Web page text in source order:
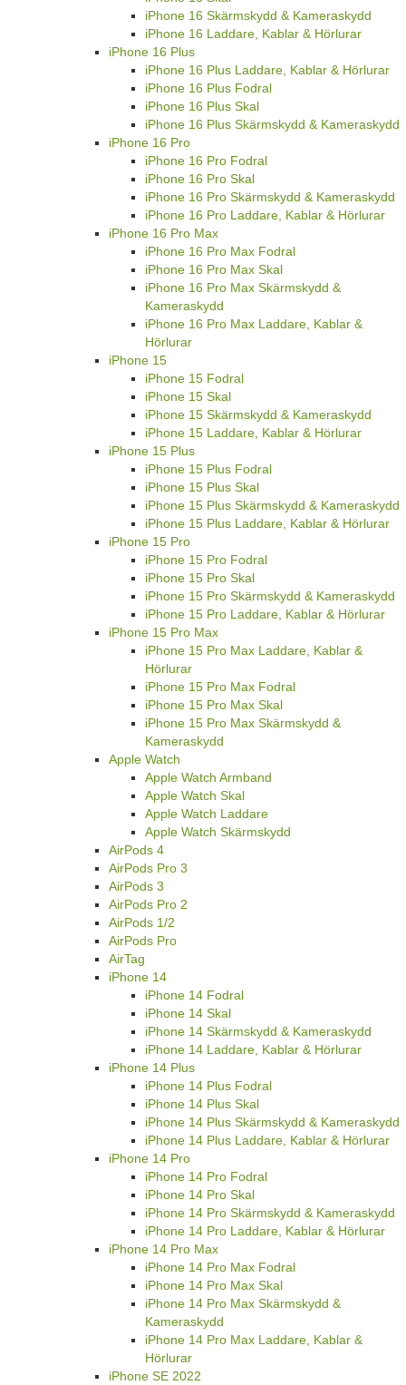
iPhone 16 Skärmskydd & Kameraskydd
iPhone 16 Laddare, Kablar & Hörlurar
iPhone 16 Plus
iPhone 16 Plus Laddare, Kablar & Hörlurar
iPhone 16 Plus Fodral
iPhone 16 Plus Skal
iPhone 16 Plus Skärmskydd & Kameraskydd
iPhone 16 Pro
iPhone 16 Pro Fodral
iPhone 16 Pro Skal
iPhone 16 Pro Skärmskydd & Kameraskydd
iPhone 16 Pro Laddare, Kablar & Hörlurar
iPhone 16 Pro Max
iPhone 16 Pro Max Fodral
iPhone 16 Pro Max Skal
iPhone 16 Pro Max Skärmskydd &
Kameraskydd
iPhone 16 Pro Max Laddare, Kablar &
Hörlurar
iPhone 15
iPhone 15 Fodral
iPhone 15 Skal
iPhone 15 Skärmskydd & Kameraskydd
iPhone 15 Laddare, Kablar & Hörlurar
iPhone 15 Plus
iPhone 15 Plus Fodral
iPhone 15 Plus Skal
iPhone 15 Plus Skärmskydd & Kameraskydd
iPhone 15 Plus Laddare, Kablar & Hörlurar
iPhone 15 Pro
iPhone 15 Pro Fodral
iPhone 15 Pro Skal
iPhone 15 Pro Skärmskydd & Kameraskydd
iPhone 15 Pro Laddare, Kablar & Hörlurar
iPhone 15 Pro Max
iPhone 15 Pro Max Laddare, Kablar &
Hörlurar
iPhone 15 Pro Max Fodral
iPhone 15 Pro Max Skal
iPhone 15 Pro Max Skärmskydd &
Kameraskydd
Apple Watch
Apple Watch Armband
Apple Watch Skal
Apple Watch Laddare
Apple Watch Skärmskydd
AirPods 4
AirPods Pro 3
AirPods 3
AirPods Pro 2
AirPods 1/2
AirPods Pro
AirTag
iPhone 14
iPhone 14 Fodral
iPhone 14 Skal
iPhone 14 Skärmskydd & Kameraskydd
iPhone 14 Laddare, Kablar & Hörlurar
iPhone 14 Plus
iPhone 14 Plus Fodral
iPhone 14 Plus Skal
iPhone 14 Plus Skärmskydd & Kameraskydd
iPhone 14 Plus Laddare, Kablar & Hörlurar
iPhone 14 Pro
iPhone 14 Pro Fodral
iPhone 14 Pro Skal
iPhone 14 Pro Skärmskydd & Kameraskydd
iPhone 14 Pro Laddare, Kablar & Hörlurar
iPhone 14 Pro Max
iPhone 14 Pro Max Fodral
iPhone 14 Pro Max Skal
iPhone 14 Pro Max Skärmskydd &
Kameraskydd
iPhone 14 Pro Max Laddare, Kablar &
Hörlurar
iPhone SE 2022